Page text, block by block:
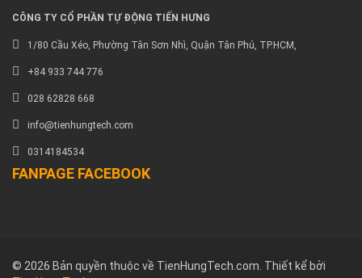
CÔNG TY CỔ PHẦN TỰ ĐỘNG TIẾN HƯNG
1/80 Cầu Xéo, Phường Tân Sơn Nhì, Quận Tân Phú, TP.HCM,
+84 933 744 776
028 62828 668
info@tienhungtech.com
0314184534
FANPAGE FACEBOOK
© 2026 Bản quyền thuộc về TienHungTech.com. Thiết kể bởi